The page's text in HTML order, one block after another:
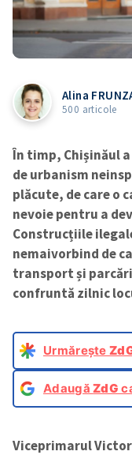
Alina
500 articole
În timp, Chișinăul
de urbanism
plăcute, de care o
nevoie pentru a
Construcțiile
nemaivorbind de
transport și
confruntă zilnic
Urmărește
AdaugăZdG
Viceprimarul